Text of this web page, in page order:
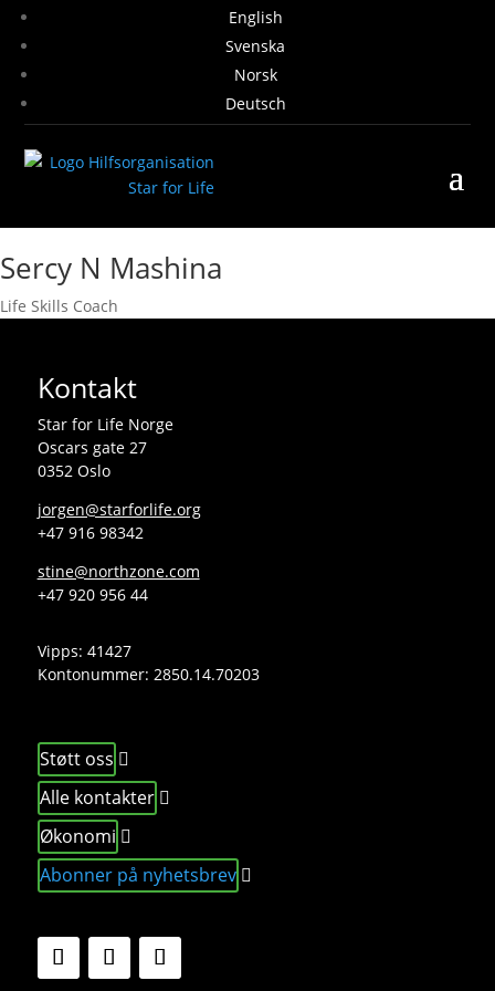
English
Svenska
Norsk
Deutsch
Sercy N Mashina
Life Skills Coach
Kontakt
Star for Life Norge
Oscars gate 27
0352 Oslo
jorgen@starforlife.org
+47 916 98342
stine@northzone.com
+47 920 956 44
Vipps: 41427
Kontonummer: 2850.14.70203
Støtt oss
Alle kontakter
Økonomi
Abonner på nyhetsbrev